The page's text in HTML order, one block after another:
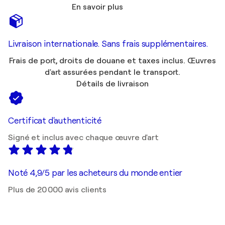
En savoir plus
Livraison internationale. Sans frais supplémentaires.
Frais de port, droits de douane et taxes inclus. Œuvres
d'art assurées pendant le transport.
Détails de livraison
Certificat d'authenticité
Signé et inclus avec chaque œuvre d'art
Noté 4,9/5 par les acheteurs du monde entier
Plus de 20 000 avis clients